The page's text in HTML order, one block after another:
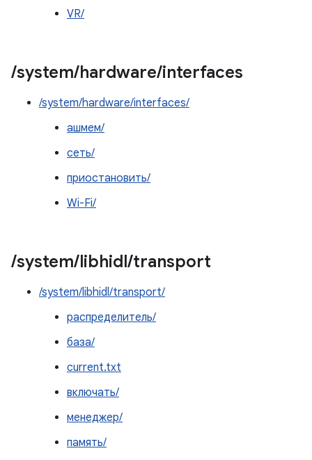
VR/
/system/hardware/interfaces
/system/hardware/interfaces/
ашмем/
сеть/
приостановить/
Wi-Fi/
/system/libhidl/transport
/system/libhidl/transport/
распределитель/
база/
current.txt
включать/
менеджер/
память/